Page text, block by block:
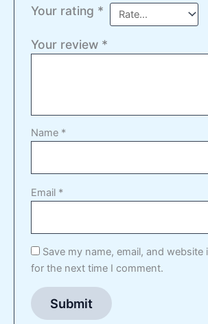
Your rating *
Your review *
Name *
Email *
Save my name, email, and
for the next time I comment.